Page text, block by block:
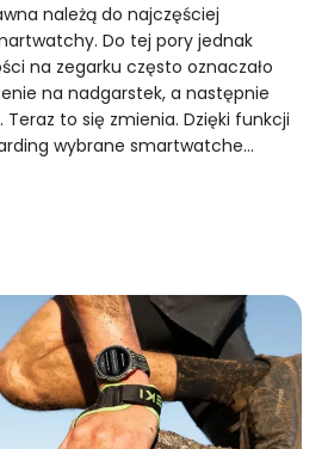
należą do najczęściej
Do tej pory jednak
na zegarku często oznaczało
na nadgarstek, a następnie
to się zmienia. Dzięki funkcji
wybrane smartwatche…